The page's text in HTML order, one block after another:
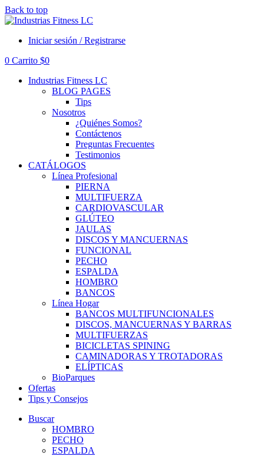
Back to top
Iniciar sesión / Registrarse
0 Carrito $0
Industrias Fitness LC
BLOG PAGES
Tips
Nosotros
¿Quiénes Somos?
Contáctenos
Preguntas Frecuentes
Testimonios
CATÁLOGOS
Línea Profesional
PIERNA
MULTIFUERZA
CARDIOVASCULAR
GLÚTEO
JAULAS
DISCOS Y MANCUERNAS
FUNCIONAL
PECHO
ESPALDA
HOMBRO
BANCOS
Línea Hogar
BANCOS MULTIFUNCIONALES
DISCOS, MANCUERNAS Y BARRAS
MULTIFUERZAS
BICICLETAS SPINING
CAMINADORAS Y TROTADORAS
ELÍPTICAS
BioParques
Ofertas
Tips y Consejos
Buscar
HOMBRO
PECHO
ESPALDA